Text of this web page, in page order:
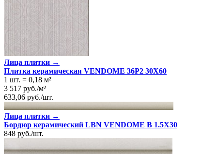
Лица плитки →
Плитка керамическая VENDOME 36P2 30X60
1 шт. = 0,18 м²
3 517 руб./м²
633,06 руб./шт.
Лица плитки →
Бордюр керамический LBN VENDOME B 1.5X30
848 руб./шт.